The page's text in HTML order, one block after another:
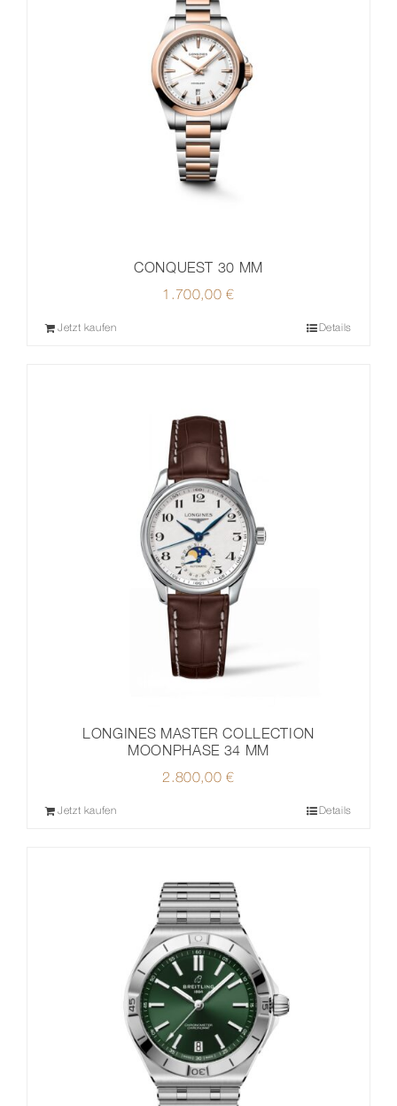
CONQUEST 30 MM
1.700,00€
Jetzt kaufen Details
LONGINES MASTER COLLECTION
MOONPHASE 34 MM
2.800,00€
Jetzt kaufen Details